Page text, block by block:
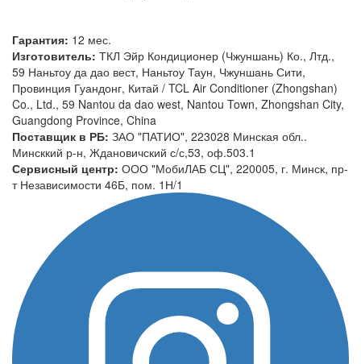
Гарантия: 12 мес.
Изготовитель: ТКЛ Эйр Кондиционер (Чжуншань) Ко., Лтд.,
59 Наньтоу да дао вест, Наньтоу Таун, Чжуншань Сити,
Провинция Гуандонг, Китай / TCL Air Conditioner (Zhongshan)
Co., Ltd., 59 Nantou da dao west, Nantou Town, Zhongshan City,
Guangdong Province, China
Поставщик в РБ: ЗАО "ПАТИО", 223028 Минская обл..
Минсккий р-н, Ждановичский с/с,53, оф.503.1
Сервисный центр: ООО "МобиЛАБ СЦ", 220005, г. Минск, пр-
т Независимости 46Б, пом. 1Н/1